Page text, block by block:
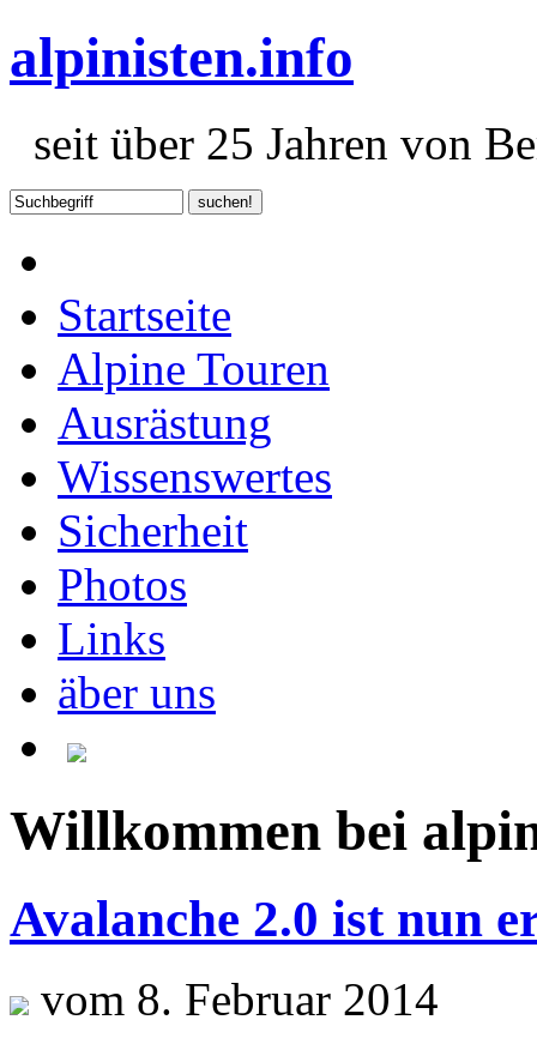
alpinisten.info
seit über 25 Jahren von
Startseite
Alpine Touren
Ausrästung
Wissenswertes
Sicherheit
Photos
Links
äber uns
Willkommen bei
Avalanche 2.0 ist nun
vom 8. Februar 2014